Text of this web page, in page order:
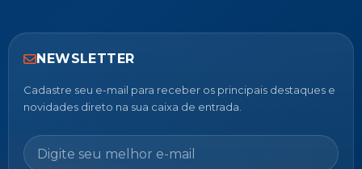
NEWSLETTER
Cadastre seu e-mail para receber os principais destaques e
novidades direto na sua caixa de entrada.